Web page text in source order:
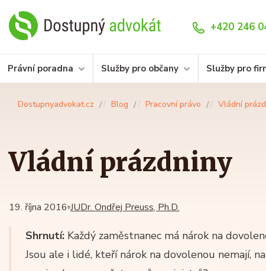
+420 246
Právní poradna Služby pro občany Služby pro
Dostupnyadvokat.cz Blog Pracovní právo Vládní
Vládní prázdniny
JUDr. Ondřej Preuss, Ph.D.
19. října 2016
Shrnutí: Každý zaměstnanec má nárok na
Jsou ale i lidé, kteří nárok na dovolenou nemají,